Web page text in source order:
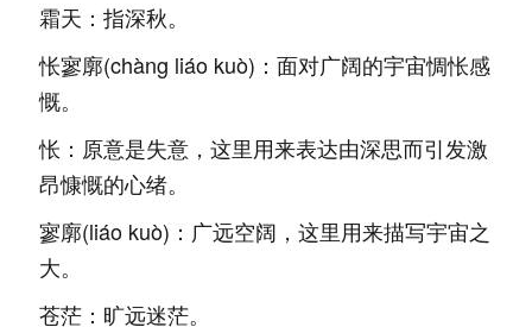
霜天：指深秋。
怅寥廓(chàng liáo kuò)：面对广阔的宇宙惆怅感
慨。
怅：原意是失意，这里用来表达由深思而引发激
昂慷慨的心绪。
寥廓(liáo kuò)：广远空阔，这里用来描写宇宙之
大。
苍茫：旷远迷茫。